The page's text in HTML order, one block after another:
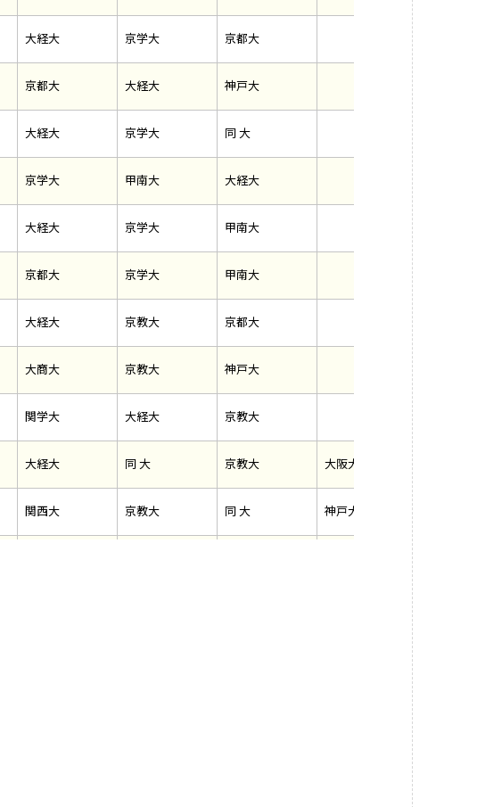
大経大 京学大 京都大
京都大 大経大 神戸大
大経大 京学大 同 大
京学大 甲南大 大経大
大経大 京学大 甲南大
京都大 京学大 甲南大
大経大 京教大 京都大
大商大 京教大 神戸大
関学大 大経大 京教大
大経大 同 大 京教大 大阪大
関西大 京教大 同 大 神戸大